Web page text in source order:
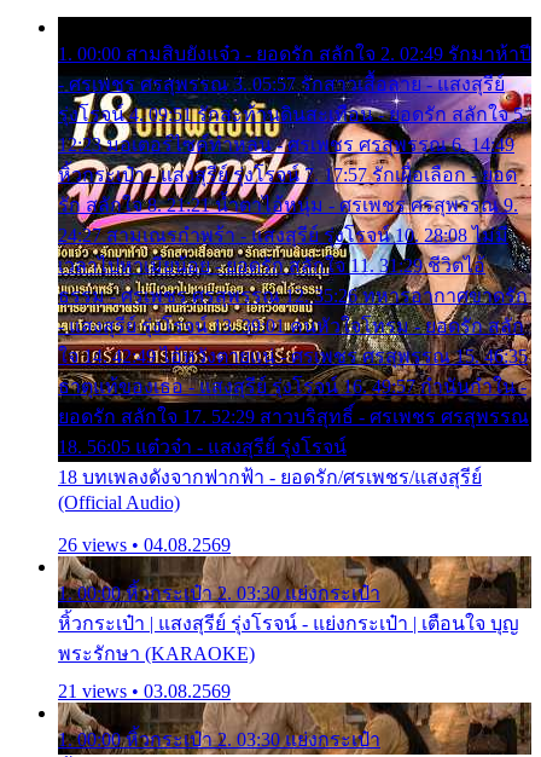
1. 00:00 สามสิบยังแจ๋ว - ยอดรัก สลักใจ 2. 02:49 รักมาห้าปี
- ศรเพชร ศรสุพรรณ 3. 05:57 รักสาวเสื้อลาย - แสงสุรีย์
รุ่งโรจน์ 4. 09:51 รักสะท้านดินสะเทือน - ยอดรัก สลักใจ 5.
12:23 มอเตอร์ไซค์ทำหล่น - ศรเพชร ศรสุพรรณ 6. 14:49
หิ้วกระเป๋า - แสงสุรีย์ รุ่งโรจน์ 7. 17:57 รักเผื่อเลือก - ยอด
รัก สลักใจ 8. 21:21 น้ำตาไอ้หนุ่ม - ศรเพชร ศรสุพรรณ 9.
24:27 สามเณรกำพร้า - แสงสุรีย์ รุ่งโรจน์ 10. 28:08 ไม่มี
เวลาไปหาเมียน้อย - ยอดรัก สลักใจ 11. 31:29 ชีวิตไอ้
ธรรม - ศรเพชร ศรสุพรรณ 12. 35:26 ทหารอากาศขาดรัก
- แสงสุรีย์ รุ่งโรจน์ 13. 39:01 คนหัวใจโทรม - ยอดรัก สลัก
ใจ 14. 42:49 ไอ้หวังตายแน่ - ศรเพชร ศรสุพรรณ 15. 46:35
ธาตุแท้ของเธอ - แสงสุรีย์ รุ่งโรจน์ 16. 49:57 กำนันกำใน -
ยอดรัก สลักใจ 17. 52:29 สาวบริสุทธิ์ - ศรเพชร ศรสุพรรณ
18. 56:05 แต๋วจ๋า - แสงสุรีย์ รุ่งโรจน์
18 บทเพลงดังจากฟากฟ้า - ยอดรัก/ศรเพชร/แสงสุรีย์
(Official Audio)
26 views • 04.08.2569
1. 00:00 หิ้วกระเป๋า 2. 03:30 แย่งกระเป๋า
หิ้วกระเป๋า | แสงสุรีย์ รุ่งโรจน์ - แย่งกระเป๋า | เตือนใจ บุญ
พระรักษา (KARAOKE)
21 views • 03.08.2569
1. 00:00 หิ้วกระเป๋า 2. 03:30 แย่งกระเป๋า